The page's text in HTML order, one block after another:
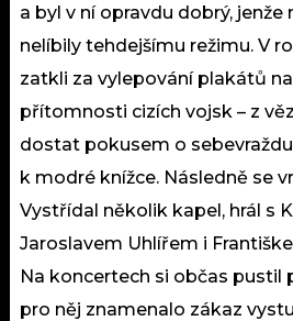
a byl v ní opravdu dobrý, jenže
nelíbily tehdejšímu režimu. V
zatkli za vylepování plakátů
přítomnosti cizích vojsk – z
dostat pokusem o
k modré knížce. Následně se
Vystřídal několik kapel, hrál s
Jaroslavem Uhlířem i
Na koncertech si občas pustil
pro něj znamenalo zákaz